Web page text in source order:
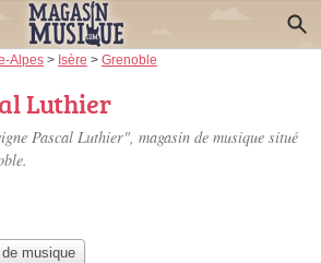
Alpes > Isère > Grenoble
Luthier
Pascal Luthier", magasin de musique situé
musique